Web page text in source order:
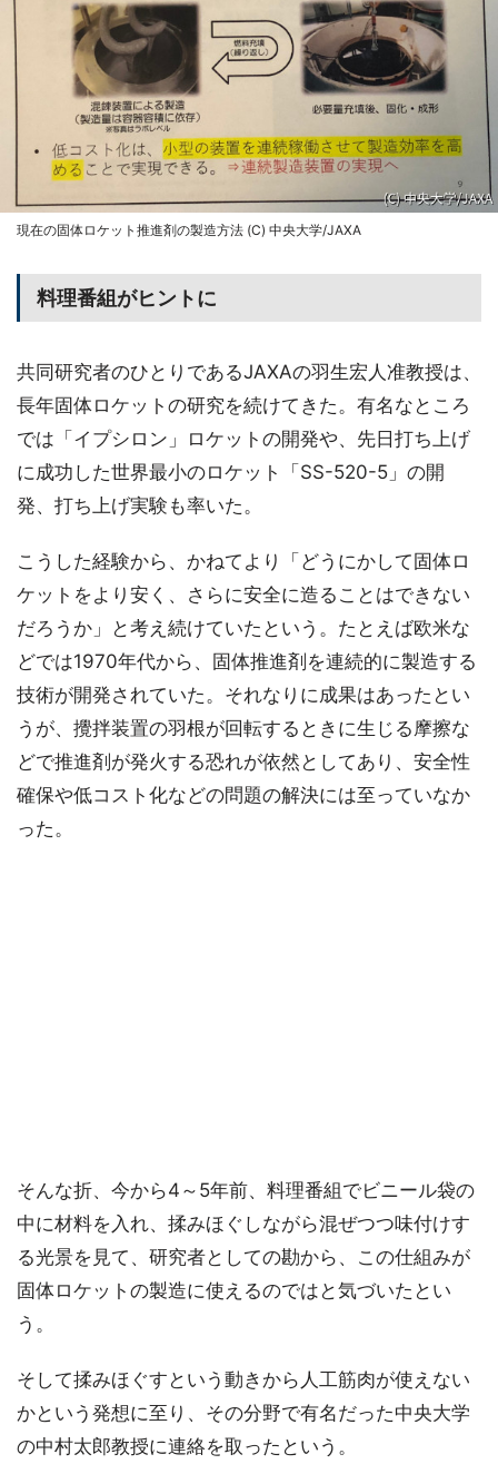
現在の固体ロケット推進剤の製造方法 (C) 中央大学/JAXA
料理番組がヒントに
共同研究者のひとりであるJAXAの羽生宏人准教授は、
長年固体ロケットの研究を続けてきた。有名なところ
では「イプシロン」ロケットの開発や、先日打ち上げ
に成功した世界最小のロケット「SS-520-5」の開
発、打ち上げ実験も率いた。
こうした経験から、かねてより「どうにかして固体ロ
ケットをより安く、さらに安全に造ることはできない
だろうか」と考え続けていたという。たとえば欧米な
どでは1970年代から、固体推進剤を連続的に製造する
技術が開発されていた。それなりに成果はあったとい
うが、攪拌装置の羽根が回転するときに生じる摩擦な
どで推進剤が発火する恐れが依然としてあり、安全性
確保や低コスト化などの問題の解決には至っていなか
った。
そんな折、今から4～5年前、料理番組でビニール袋の
中に材料を入れ、揉みほぐしながら混ぜつつ味付けす
る光景を見て、研究者としての勘から、この仕組みが
固体ロケットの製造に使えるのではと気づいたとい
う。
そして揉みほぐすという動きから人工筋肉が使えない
かという発想に至り、その分野で有名だった中央大学
の中村太郎教授に連絡を取ったという。